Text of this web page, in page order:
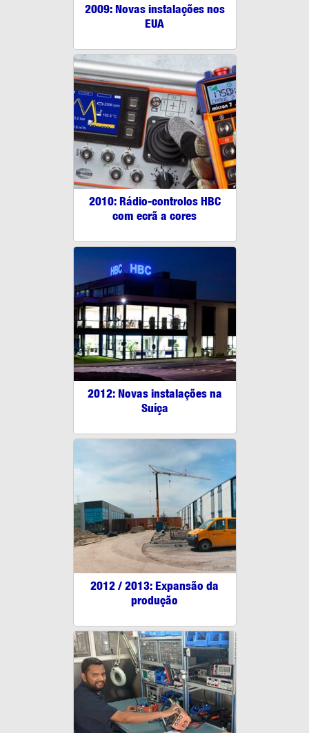
2009: Novas instalações nos
EUA
2010: Rádio-controlos HBC
com ecrã a cores
2012: Novas instalações na
Suíça
2012 / 2013: Expansão da
produção